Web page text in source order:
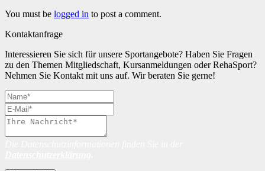
You must be logged in to post a comment.
Kontaktanfrage
Interessieren Sie sich für unsere Sportangebote? Haben Sie Fragen
zu den Themen Mitgliedschaft, Kursanmeldungen oder RehaSport?
Nehmen Sie Kontakt mit uns auf. Wir beraten Sie gerne!